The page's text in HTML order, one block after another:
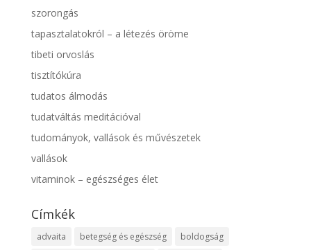
szorongás
tapasztalatokról – a létezés öröme
tibeti orvoslás
tisztítókúra
tudatos álmodás
tudatváltás meditációval
tudományok, vallások és művészetek
vallások
vitaminok – egészséges élet
Címkék
advaita betegség és egészség
boldogság